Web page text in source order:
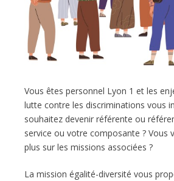
Vous êtes personnel Lyon 1 et les
lutte contre les discriminations vous
souhaitez devenir référente ou
service ou votre composante ? Vous
plus sur les missions associées ?
La mission égalité-diversité vous